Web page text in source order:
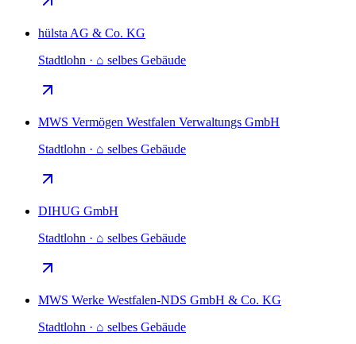
hülsta AG & Co. KG
Stadtlohn · ⌂ selbes Gebäude
MWS Vermögen Westfalen Verwaltungs GmbH
Stadtlohn · ⌂ selbes Gebäude
DIHUG GmbH
Stadtlohn · ⌂ selbes Gebäude
MWS Werke Westfalen-NDS GmbH & Co. KG
Stadtlohn · ⌂ selbes Gebäude